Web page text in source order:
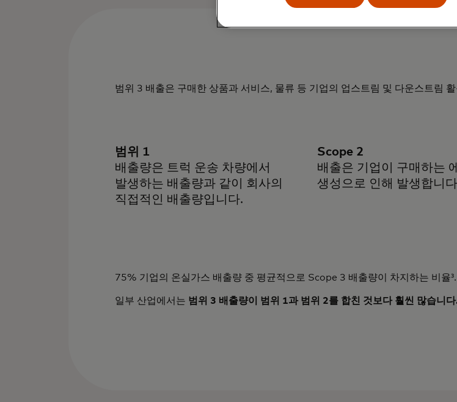
범위 3 배출은 구매한 상품과 서비스, 물류 등 기업의 업스트림 및 다운스트림
범위 1
배출량은 트럭 운송 차량에서
발생하는 배출량과 같이 회사의
직접적인 배출량입니다.
Scope 2
배출은 기업이 구매하는
생성으로 인해 발생합니
75% 기업의 온실가스 배출량 중 평균적으로 Scope 3 배출량이 차지하는 비율³.
일부 산업에서는 범위 3 배출량이 범위 1과 범위 2를 합친 것보다 훨씬 많습니다